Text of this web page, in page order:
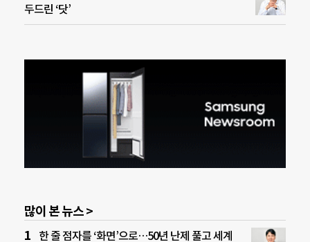
두드린 ‘닷’
많이 본 뉴스 >
한 줄 점자를 ‘화면’으로…50년 난제 풀고 세계